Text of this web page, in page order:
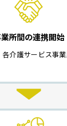
所間の連携開始
各介護サービス事